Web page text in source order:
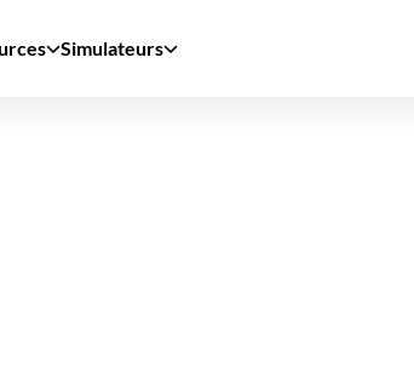
Simulateurs